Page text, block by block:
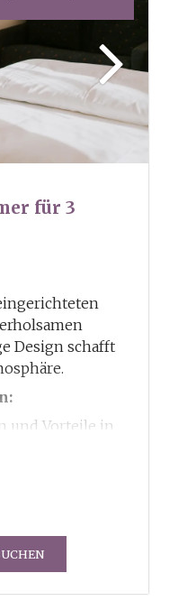
für 3
Design schafft
und Vorteile in
Ihrer
und